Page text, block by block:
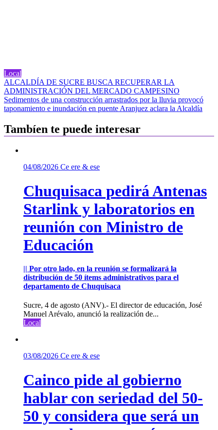
Local
Navegación
de
entradas
ALCALDÍA DE SUCRE BUSCA RECUPERAR LA
ADMINISTRACIÓN DEL MERCADO CAMPESINO
Sedimentos de una construcción arrastrados por la lluvia provocó
taponamiento e inundación en puente Aranjuez aclara la Alcaldía
Tambíen te puede interesar
04/08/2026 Ce ere & ese
Chuquisaca pedirá Antenas
Starlink y laboratorios en
reunión con Ministro de
Educación
|| Por otro lado, en la reunión se formalizará la
distribución de 50 ítems administrativos para el
departamento de Chuquisaca
Sucre, 4 de agosto (ANV).- El director de educación, José
Manuel Arévalo, anunció la realización de...
Local
03/08/2026 Ce ere & ese
Cainco pide al gobierno
hablar con seriedad del 50-
50 y considera que será un